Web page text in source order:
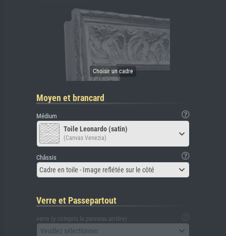
Moyen et brancard
Médium
Toile Leonardo (satin)
(Canvas Venezia)
Châssis
Cadre en toile - Image reflétée sur le côté
Verre et Passepartout
verre (y compris le panneau arrière)
Veuillez sélectionner